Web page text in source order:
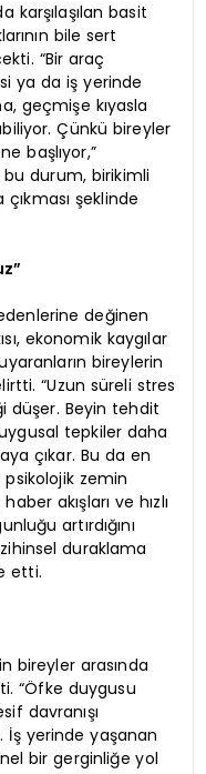
karşılaşılan basit
bile sert
“Bir araç
ya da iş yerinde
geçmişe kıyasla
Çünkü bireyler
başlıyor,”
bu durum, birikimli
şeklinde
değinen
ekonomik kaygılar
bireylerin
“Uzun süreli stres
düşer. Beyin tehdit
tepkiler daha
çıkar. Bu da en
zemin
akışları ve hızlı
artırdığını
duraklama
etti.
bireyler arasında
“Öfke duygusu
davranışı
İş yerinde yaşanan
bir gerginliğe yol